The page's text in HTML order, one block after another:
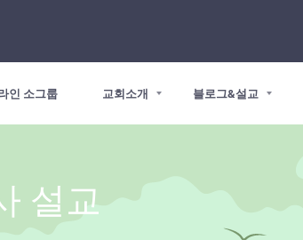
인 소그룹 교회소개 블로그&설교
설교